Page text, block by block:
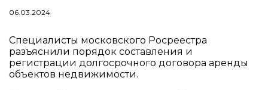
06.03.2024
Специалисты московского Росреестра
разъяснили порядок составления и
регистрации долгосрочного договора аренды
объектов недвижимости.